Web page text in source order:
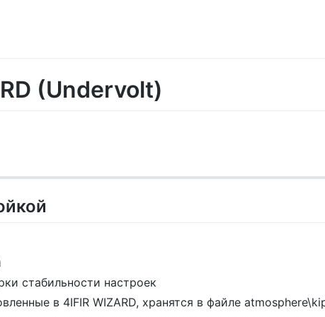
(Undervolt)
стабильности настроек
в 4IFIR WIZARD, хранятся в файле